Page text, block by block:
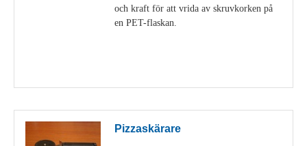
och kraft för att vrida av skruvkorken på
en PET-flaskan.
Pizzaskärare